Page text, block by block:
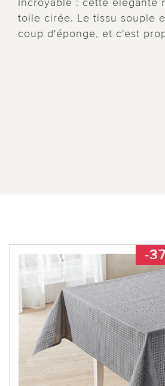
toile cirée. Le tissu souple
coup d'éponge, et c'est
-